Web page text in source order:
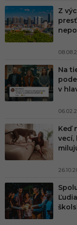
Z
Na
v
Keď
vecí,